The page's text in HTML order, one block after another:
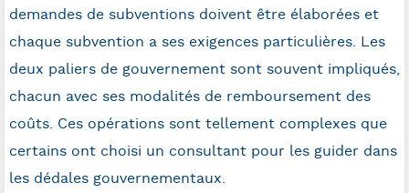
demandes de subventions doivent être élaborées et
chaque subvention a ses exigences particulières. Les
deux paliers de gouvernement sont souvent impliqués,
chacun avec ses modalités de remboursement des
coûts. Ces opérations sont tellement complexes que
certains ont choisi un consultant pour les guider dans
les dédales gouvernementaux.